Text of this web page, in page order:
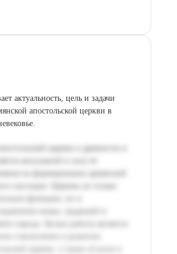
актуальность, цель и задачи
апостольской церкви в